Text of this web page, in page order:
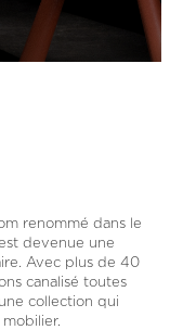
renommé dans le
devenue une
Avec plus de 40
canalisé toutes
collection qui